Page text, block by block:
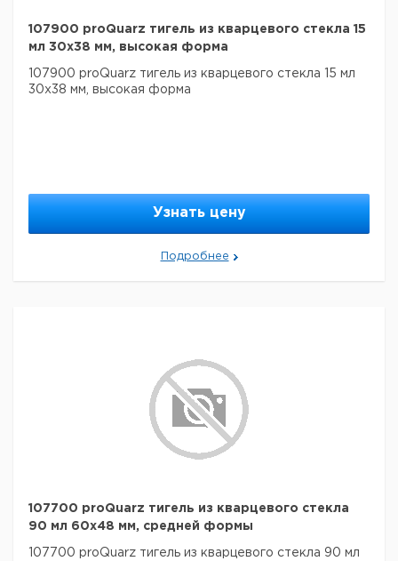
107900 proQuarz тигель из кварцевого стекла 15
мл 30x38 мм, высокая форма
107900 proQuarz тигель из кварцевого стекла 15 мл
30x38 мм, высокая форма
Узнать цену
Подробнее
107700 proQuarz тигель из кварцевого стекла
90 мл 60x48 мм, средней формы
107700 proQuarz тигель из кварцевого стекла 90 мл